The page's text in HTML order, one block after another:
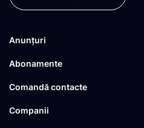
Anunțuri
Abonamente
Comandă contacte
Companii